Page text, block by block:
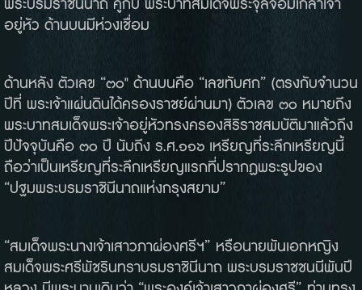
พระบรมราชินีนาถ คู่กับ พระบาทสมเด็จพระจุลจอมเกล้าเจ้า
อยู่หัว ด้านบนมีห่วงเชื่อม
ด้านหลัง ตัวเลข “๓๐" ด้านบนคือ “เลขทับศก” (ตรงกับจำนวน
ปีที่ พระเจ้าแผ่นดินได้ครองราชย์ผ่านมา) ตัวเลข ๓๐ หมายถึง
พระบาทสมเด็จพระเจ้าอยู่หัวทรงครองสิริราชสมบัติมาแล้วถึง
ปีปัจจุบันคือ ๓๐ ปี นับถึง ร.ศ.๑๑๖ เหรียญที่ระลึกเหรียญนี้
ถือว่าเป็นเหรียญที่ระลึกเหรียญแรกที่ปรากฏพระรูปของ
“ปฐมพระบรมราชินีนาถแห่งกรุงสยาม”
“สมเด็จพระนางเจ้าเสาวภาผ่องศรีฯ” หรือนายพันเอกหญิง
สมเด็จพระศรีพัชรินทราบรมราชินีนาถ พระบรมราชชนนีพันปี